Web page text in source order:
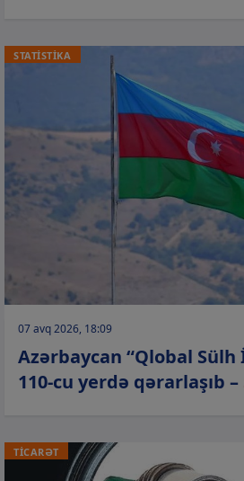
STATİSTİKA
07 avq 2026, 18:09
Azərbaycan “Qlobal Sülh
110-cu yerdə qərarlaşıb –
TİCARƏT